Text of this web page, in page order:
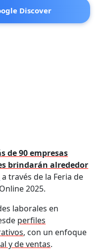
Discover
de 90 empresas
brindarán alrededor
a través de la Feria de
2025.
laborales en
perfiles
, con un enfoque
y de ventas.